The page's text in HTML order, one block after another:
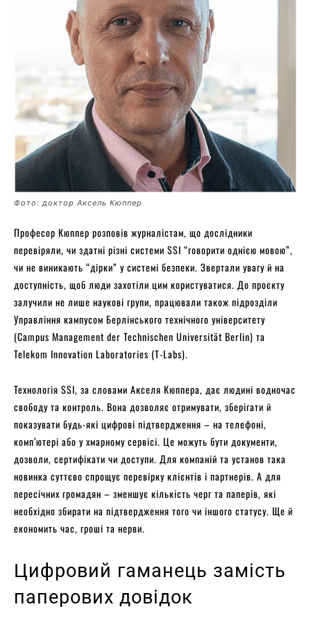
Фото: доктор Аксель Кюппер
Професор Кюппер розповів журналістам, що дослідники
перевіряли, чи здатні різні системи SSI “говорити однією мовою”,
чи не виникають “дірки” у системі безпеки. Звертали увагу й на
доступність, щоб люди захотіли цим користуватися. До проєкту
залучили не лише наукові групи, працювали також підрозділи
Управління кампусом Берлінського технічного університету
(Campus Management der Technischen Universität Berlin) та
Telekom Innovation Laboratories (T-Labs).
Технологія SSI, за словами Акселя Кюппера, дає людині водночас
свободу та контроль. Вона дозволяє отримувати, зберігати й
показувати будь-які цифрові підтвердження – на телефоні,
комп’ютері або у хмарному сервісі. Це можуть бути документи,
дозволи, сертифікати чи доступи. Для компаній та установ така
новинка суттєво спрощує перевірку клієнтів і партнерів. А для
пересічних громадян – зменшує кількість черг та паперів, які
необхідно збирати на підтвердження того чи іншого статусу. Ще й
економить час, гроші та нерви.
Цифровий гаманець замість
паперових довідок